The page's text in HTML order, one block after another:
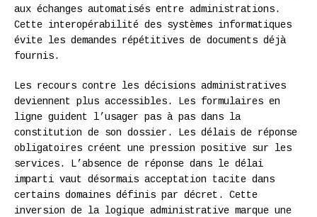
aux échanges automatisés entre administrations.
Cette interopérabilité des systèmes informatiques
évite les demandes répétitives de documents déjà
fournis.
Les recours contre les décisions administratives
deviennent plus accessibles. Les formulaires en
ligne guident l’usager pas à pas dans la
constitution de son dossier. Les délais de réponse
obligatoires créent une pression positive sur les
services. L’absence de réponse dans le délai
imparti vaut désormais acceptation tacite dans
certains domaines définis par décret. Cette
inversion de la logique administrative marque une